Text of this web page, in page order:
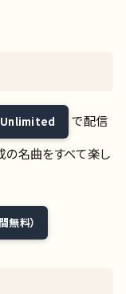
で配信
の名曲をすべて楽し
料）